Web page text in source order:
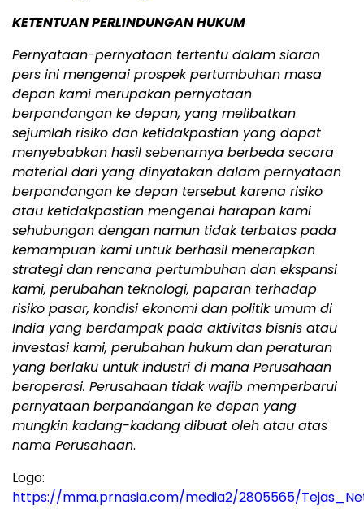
KETENTUAN PERLINDUNGAN HUKUM
Pernyataan-pernyataan tertentu dalam siaran
pers ini mengenai prospek pertumbuhan masa
depan kami merupakan pernyataan
berpandangan ke depan, yang melibatkan
sejumlah risiko dan ketidakpastian yang dapat
menyebabkan hasil sebenarnya berbeda secara
material dari yang dinyatakan dalam pernyataan
berpandangan ke depan tersebut karena risiko
atau ketidakpastian mengenai harapan kami
sehubungan dengan namun tidak terbatas pada
kemampuan kami untuk berhasil menerapkan
strategi dan rencana pertumbuhan dan ekspansi
kami, perubahan teknologi, paparan terhadap
risiko pasar, kondisi ekonomi dan politik umum di
India yang berdampak pada aktivitas bisnis atau
investasi kami, perubahan hukum dan peraturan
yang berlaku untuk industri di mana Perusahaan
beroperasi. Perusahaan tidak wajib memperbarui
pernyataan berpandangan ke depan yang
mungkin kadang-kadang dibuat oleh atau atas
nama Perusahaan.
Logo:
https://mma.prnasia.com/media2/2805565/